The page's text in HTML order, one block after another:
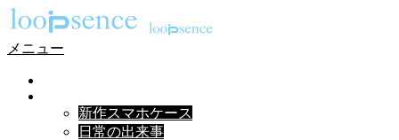
メニュー
新作スマホケース
日常の出来事